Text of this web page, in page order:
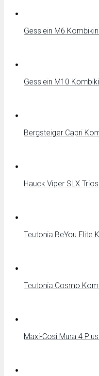
Gesslein M6
Gesslein M10
Bergsteiger Capri
Hauck Viper SLX
Teutonia BeYou Elite
Teutonia Cosmo
Maxi-Cosi Mura 4